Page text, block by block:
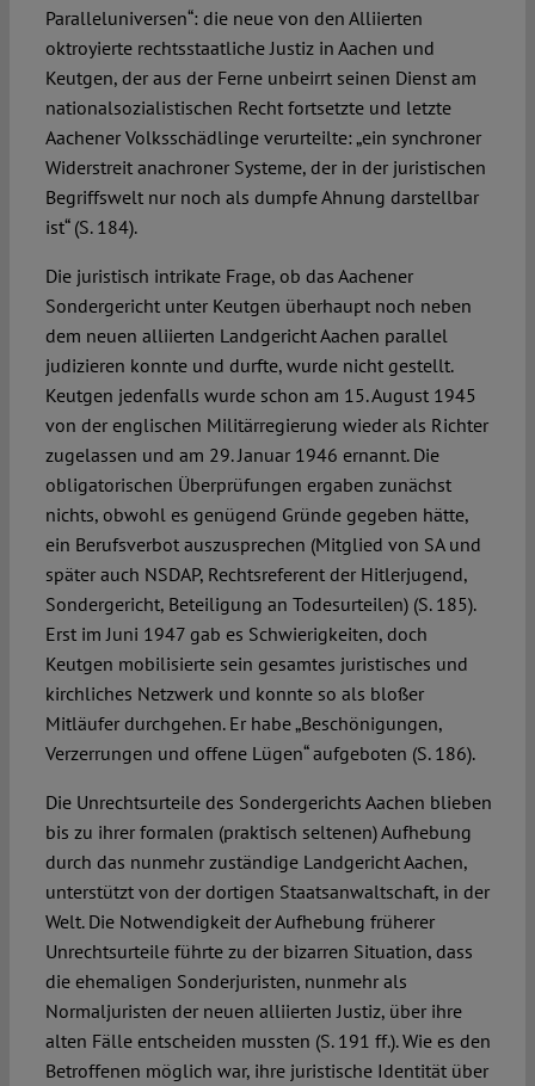
Paralleluniversen“: die neue von den Alliierten
oktroyierte rechtsstaatliche Justiz in Aachen und
Keutgen, der aus der Ferne unbeirrt seinen Dienst am
nationalsozialistischen Recht fortsetzte und letzte
Aachener Volksschädlinge verurteilte: „ein synchroner
Widerstreit anachroner Systeme, der in der juristischen
Begriffswelt nur noch als dumpfe Ahnung darstellbar
ist“ (S. 184).
Die juristisch intrikate Frage, ob das Aachener
Sondergericht unter Keutgen überhaupt noch neben
dem neuen alliierten Landgericht Aachen parallel
judizieren konnte und durfte, wurde nicht gestellt.
Keutgen jedenfalls wurde schon am 15. August 1945
von der englischen Militärregierung wieder als Richter
zugelassen und am 29. Januar 1946 ernannt. Die
obligatorischen Überprüfungen ergaben zunächst
nichts, obwohl es genügend Gründe gegeben hätte,
ein Berufsverbot auszusprechen (Mitglied von SA und
später auch NSDAP, Rechtsreferent der Hitlerjugend,
Sondergericht, Beteiligung an Todesurteilen) (S. 185).
Erst im Juni 1947 gab es Schwierigkeiten, doch
Keutgen mobilisierte sein gesamtes juristisches und
kirchliches Netzwerk und konnte so als bloßer
Mitläufer durchgehen. Er habe „Beschönigungen,
Verzerrungen und offene Lügen“ aufgeboten (S. 186).
Die Unrechtsurteile des Sondergerichts Aachen blieben
bis zu ihrer formalen (praktisch seltenen) Aufhebung
durch das nunmehr zuständige Landgericht Aachen,
unterstützt von der dortigen Staatsanwaltschaft, in der
Welt. Die Notwendigkeit der Aufhebung früherer
Unrechtsurteile führte zu der bizarren Situation, dass
die ehemaligen Sonderjuristen, nunmehr als
Normaljuristen der neuen alliierten Justiz, über ihre
alten Fälle entscheiden mussten (S. 191 ff.). Wie es den
Betroffenen möglich war, ihre juristische Identität über